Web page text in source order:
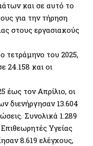
και σε αυτό το
για την τήρηση
στους εργασιακούς
τετράμηνο του 2025,
24.158 και οι
έως τον Απρίλιο, οι
διενήργησαν 13.604
Συνολικά 1.289
Υγείας
8.619 ελέγχους,